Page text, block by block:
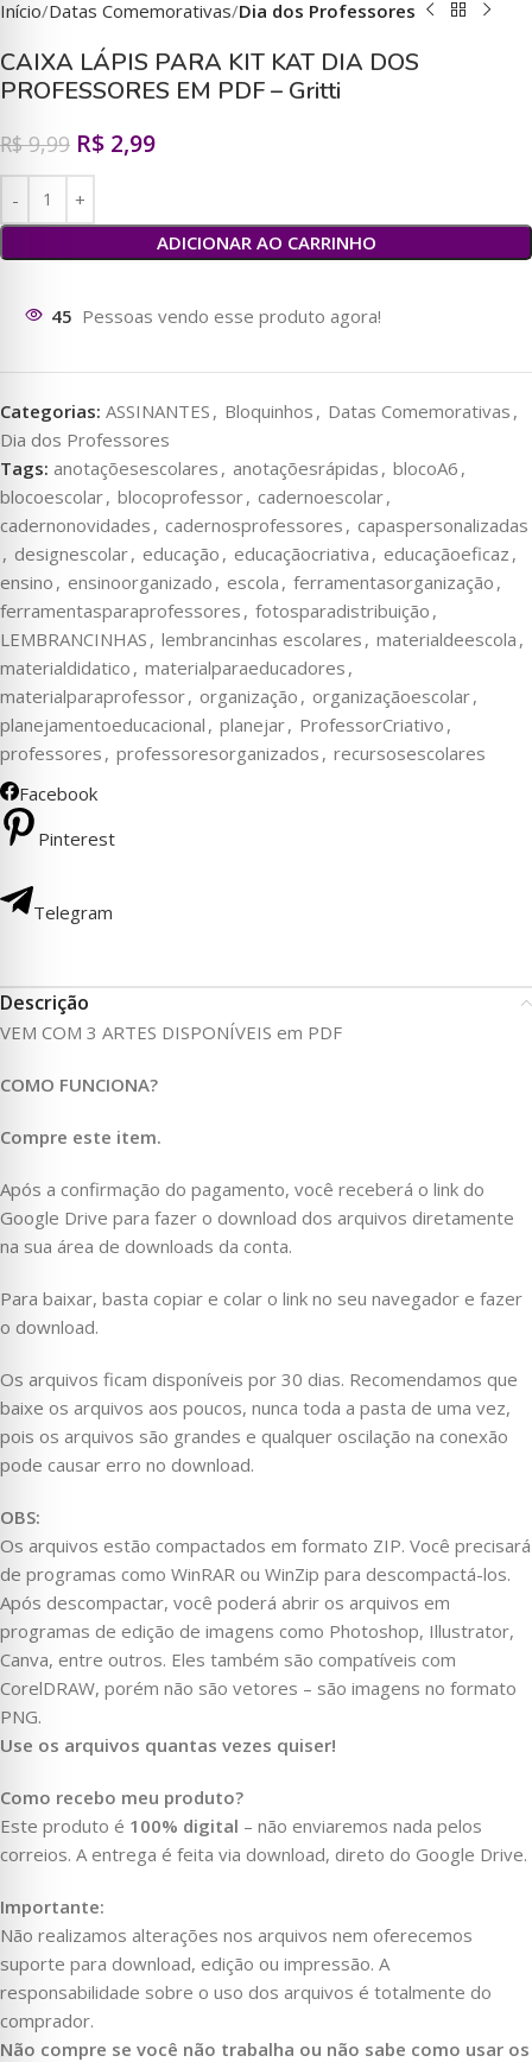
Início Datas Comemorativas Dia dos Professores
CAIXA LÁPIS PARA KIT KAT DIA DOS
PROFESSORES EM PDF – Gritti
R$9,99 R$ 2,99
ADICIONAR AO CARRINHO
45 Pessoas vendo esse produto agora!
Categorias: ASSINANTES , Bloquinhos , Datas Comemorativas ,
Dia dos Professores
Tags: anotaçõesescolares , anotaçõesrápidas , blocoA6 ,
blocoescolar, blocoprofessor, cadernoescolar,
cadernonovidades , cadernosprofessores , capaspersonalizadas
, designescolar, educação , educaçãocriativa , educaçãoeficaz ,
ensino , ensinoorganizado , escola , ferramentasorganização ,
ferramentasparaprofessores , fotosparadistribuição ,
LEMBRANCINHAS , lembrancinhas escolares , materialdeescola ,
materialdidatico , materialparaeducadores ,
materialparaprofessor, organização , organizaçãoescolar,
planejamentoeducacional , planejar, ProfessorCriativo ,
professores , professoresorganizados , recursosescolares
Facebook
Pinterest
Telegram
Descrição
VEM COM 3 ARTES DISPONÍVEIS em PDF
COMO FUNCIONA?
Compre este item.
Após a confirmação do pagamento, você receberá o link do
Google Drive para fazer o download dos arquivos diretamente
na sua área de downloads da conta.
Para baixar, basta copiar e colar o link no seu navegador e fazer
o download.
Os arquivos ficam disponíveis por 30 dias. Recomendamos que
baixe os arquivos aos poucos, nunca toda a pasta de uma vez,
pois os arquivos são grandes e qualquer oscilação na conexão
pode causar erro no download.
OBS:
Os arquivos estão compactados em formato ZIP. Você precisará
de programas como WinRAR ou WinZip para descompactá-los.
Após descompactar, você poderá abrir os arquivos em
programas de edição de imagens como Photoshop, Illustrator,
Canva, entre outros. Eles também são compatíveis com
CorelDRAW, porém não são vetores – são imagens no formato
PNG.
Use os arquivos quantas vezes quiser!
Como recebo meu produto?
Este produto é 100% digital – não enviaremos nada pelos
correios. A entrega é feita via download, direto do Google Drive.
Importante:
Não realizamos alterações nos arquivos nem oferecemos
suporte para download, edição ou impressão. A
responsabilidade sobre o uso dos arquivos é totalmente do
comprador.
Não compre se você não trabalha ou não sabe como usar os